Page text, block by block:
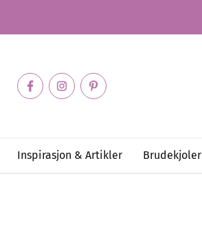
Inspirasjon & Artikler Brudekjoler